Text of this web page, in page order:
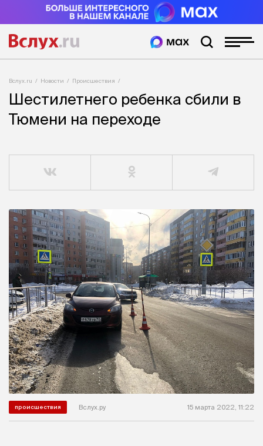
Вслух.ru Новости Происшествия
Шестилетнего ребенка сбили в
Тюмени на переходе
происшествия Вслух.ру 15 марта 2022, 11:22